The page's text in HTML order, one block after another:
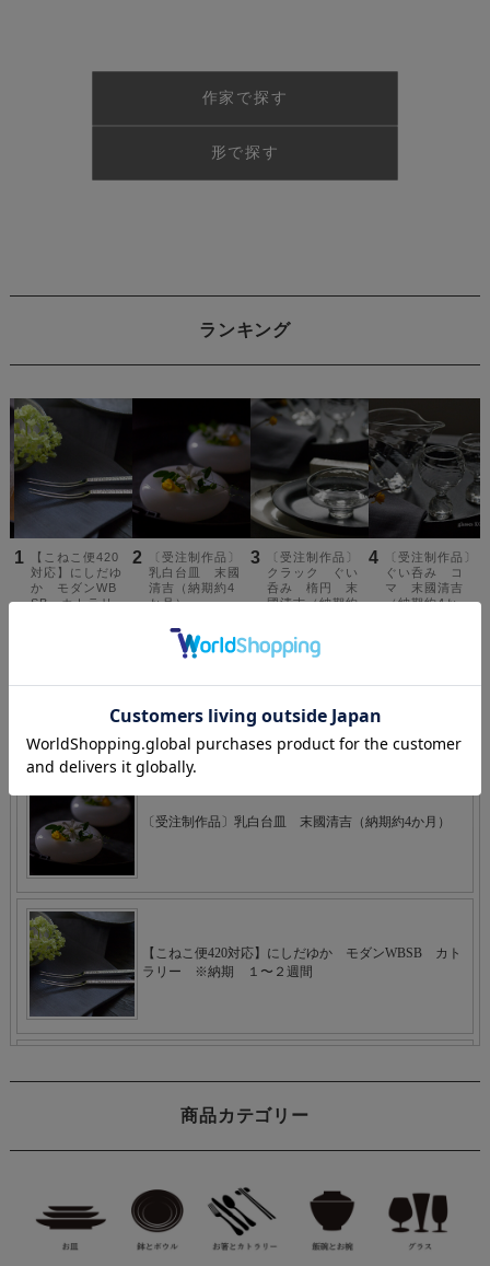
作家で探す
形で探す
ランキング
最新のご注文
商品カテゴリー